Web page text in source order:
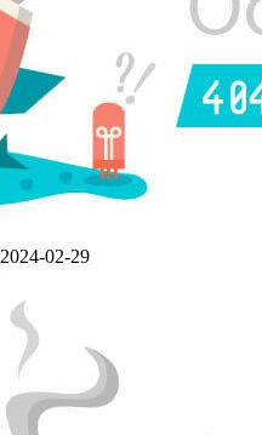
2024-02-29